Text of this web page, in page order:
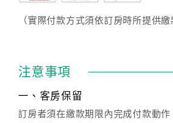
（實際付款方式須依訂房時所提供繳
注意事項
一、客房保留
訂房者須在繳款期限內完成付款動作